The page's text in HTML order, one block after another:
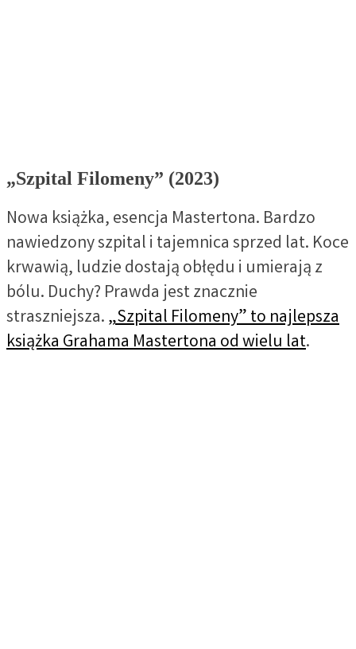
„Szpital Filomeny” (2023)
Nowa książka, esencja Mastertona. Bardzo
nawiedzony szpital i tajemnica sprzed lat. Koce
krwawią, ludzie dostają obłędu i umierają z
bólu. Duchy? Prawda jest znacznie
straszniejsza.„Szpital Filomeny” to najlepsza
książka Grahama Mastertona od wielu lat.